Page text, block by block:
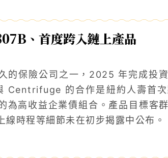
、首度跨入鏈上產品
的保險公司之一，2025 年完成投
Centrifuge 的合作是紐約人壽首
為高收益企業債組合。產品目標客
線時程等細節未在初步揭露中公布。